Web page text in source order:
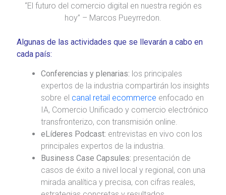
“El futuro del comercio digital en nuestra región es
hoy” – Marcos Pueyrredon.
Algunas de las actividades que se llevarán a cabo en
cada país:
Conferencias y plenarias: los principales
expertos de la industria compartirán los insights
sobre el canal retail ecommerce enfocado en
IA, Comercio Unificado y comercio electrónico
transfronterizo, con transmisión online.
eLíderes Podcast: entrevistas en vivo con los
principales expertos de la industria.
Business Case Capsules: presentación de
casos de éxito a nivel local y regional, con una
mirada analítica y precisa, con cifras reales,